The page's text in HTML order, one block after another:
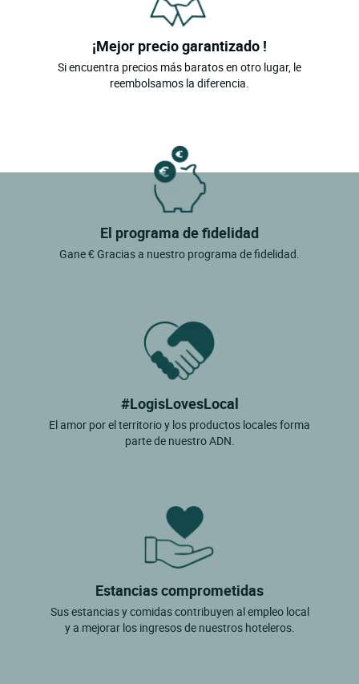
¡Mejor precio garantizado !
Si encuentra precios más baratos en otro lugar, le
reembolsamos la diferencia.
El programa de fidelidad
Gane € Gracias a nuestro programa de fidelidad.
#LogisLovesLocal
El amor por el territorio y los productos locales forma
parte de nuestro ADN.
Estancias comprometidas
Sus estancias y comidas contribuyen al empleo local
y a mejorar los ingresos de nuestros hoteleros.